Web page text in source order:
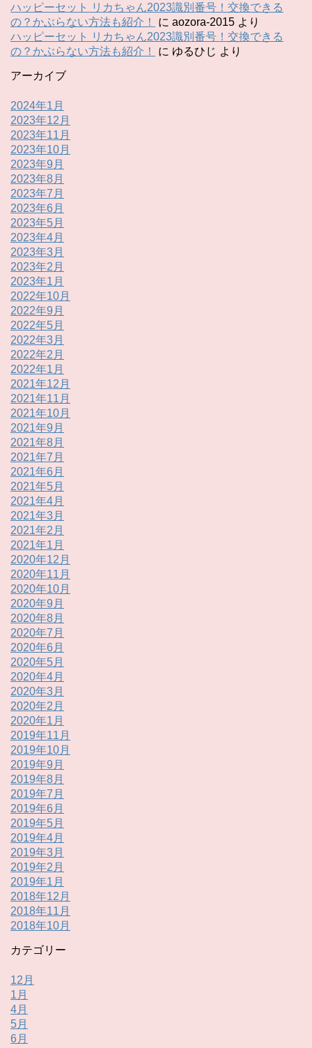
ハッピーセット リカちゃん2023識別番号！交換できる
の？かぶらない方法も紹介！
に aozora-2015 より
ハッピーセット リカちゃん2023識別番号！交換できる
の？かぶらない方法も紹介！
に ゆるひじ より
アーカイブ
2024年1月
2023年12月
2023年11月
2023年10月
2023年9月
2023年8月
2023年7月
2023年6月
2023年5月
2023年4月
2023年3月
2023年2月
2023年1月
2022年10月
2022年9月
2022年5月
2022年3月
2022年2月
2022年1月
2021年12月
2021年11月
2021年10月
2021年9月
2021年8月
2021年7月
2021年6月
2021年5月
2021年4月
2021年3月
2021年2月
2021年1月
2020年12月
2020年11月
2020年10月
2020年9月
2020年8月
2020年7月
2020年6月
2020年5月
2020年4月
2020年3月
2020年2月
2020年1月
2019年11月
2019年10月
2019年9月
2019年8月
2019年7月
2019年6月
2019年5月
2019年4月
2019年3月
2019年2月
2019年1月
2018年12月
2018年11月
2018年10月
カテゴリー
12月
1月
4月
5月
6月